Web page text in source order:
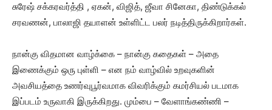
சுரேஷ் சக்கரவர்த்தி , ஏகன், விஜித், ஜீவா சினேகா, திண்டுக்கல்
சரவணன், பாலாஜி தயாளன் உள்ளிட்ட பலர் நடித்திருக்கிறார்கள்.
நான்கு விதமான வாழ்க்கை – நான்கு கதைகள் – அதை
இணைக்கும் ஒரு புள்ளி – என நம் வாழ்வில் உறவுகளின்
அவசியத்தை உணர்வுபூர்வமாக விவரிக்கும் கமர்சியல் படமாக
இப்படம் உருவாகி இருக்கிறது. மும்பை – வேளாங்கண்ணி –